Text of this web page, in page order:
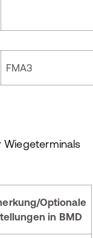
FMA3
Wiegeterminals
Optionale
in BMD